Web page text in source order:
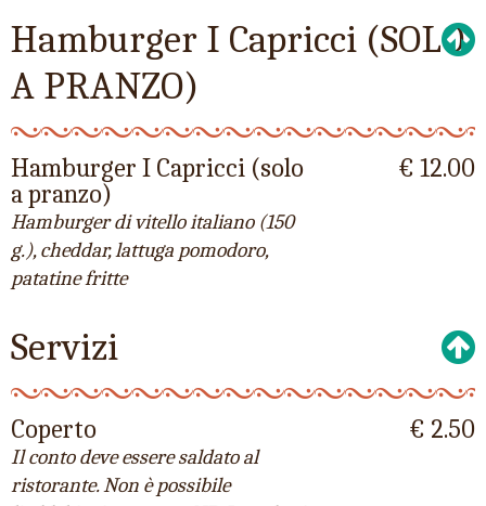
Hamburger I Capricci (SOLO
A PRANZO)
Hamburger I Capricci (solo
a pranzo)
Hamburger di vitello italiano (150
g.), cheddar, lattuga pomodoro,
patatine fritte
€ 12.00
Servizi
Coperto
Il conto deve essere saldato al
ristorante. Non è possibile
€ 2.50